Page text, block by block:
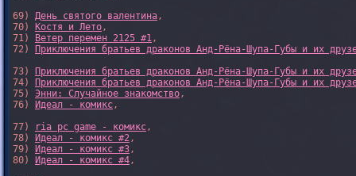
69) День святого валентина,
70)
Костя и Лето,
71)
Ветер перемен 2125 #1,
72)
Приключения братьев драконов Анд-Рёна-Шупа-Губы и их
73)
Приключения братьев драконов Анд-Рёна-Шупа-Губы и их
74)
Приключения братьев драконов Анд-Рёна-Шупа-Губы и их
75) Энни: Случайное знакомство,
76)
Идеал - комикс,
77)
ria pc game - комикс,
78)
Идеал - комикс #2,
79)
Идеал - комикс #3,
80)
Идеал - комикс #4,